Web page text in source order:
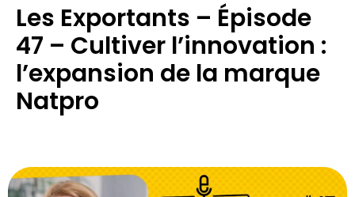
Les Exportants – Épisode
47 – Cultiver l’innovation :
l’expansion de la marque
Natpro